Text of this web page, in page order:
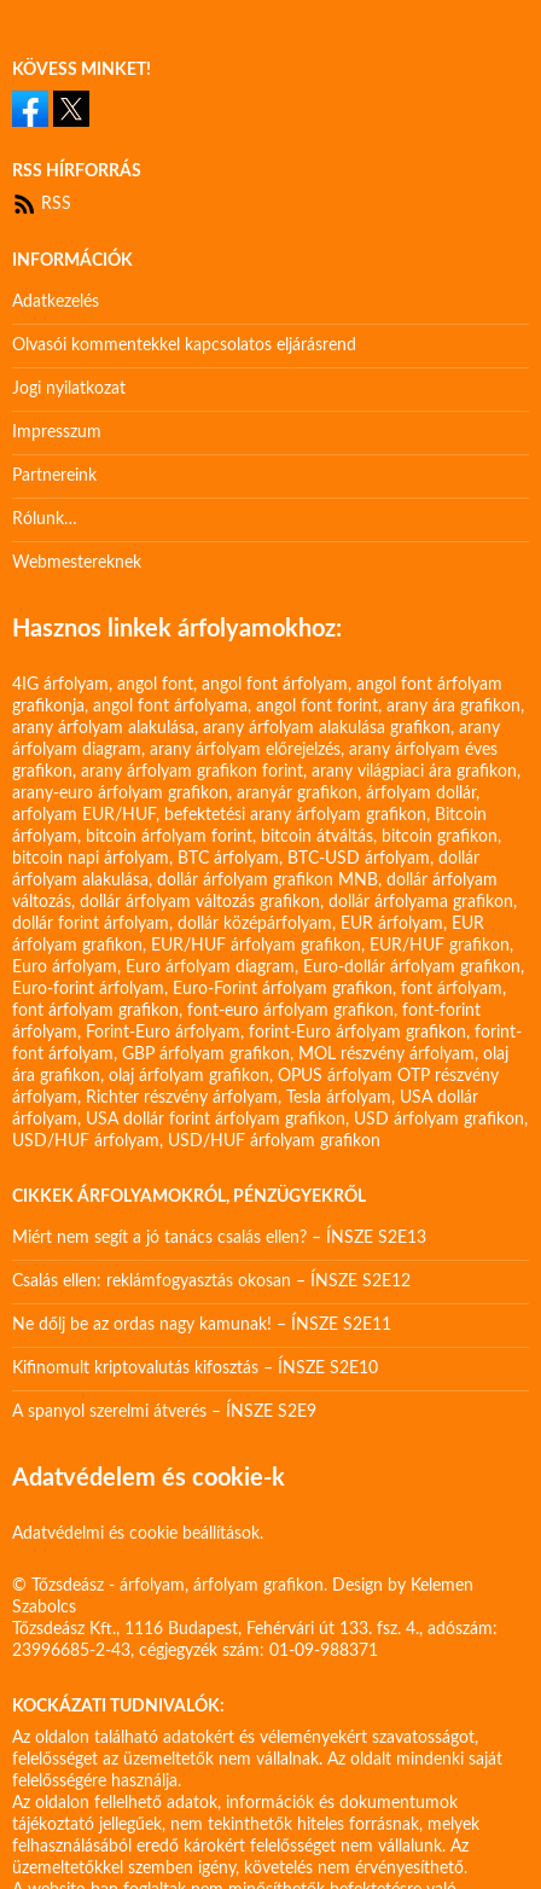
KÖVESS MINKET!
RSS HÍRFORRÁS
RSS
INFORMÁCIÓK
Adatkezelés
Olvasói kommentekkel kapcsolatos eljárásrend
Jogi nyilatkozat
Impresszum
Partnereink
Rólunk…
Webmestereknek
Hasznos linkek árfolyamokhoz:
4IG árfolyam, angol font, angol font árfolyam, angol font árfolyam
grafikonja, angol font árfolyama, angol font forint, arany ára grafikon,
arany árfolyam alakulása, arany árfolyam alakulása grafikon, arany
árfolyam diagram, arany árfolyam előrejelzés, arany árfolyam éves
grafikon, arany árfolyam grafikon forint, arany világpiaci ára grafikon,
arany-euro árfolyam grafikon, aranyár grafikon, árfolyam dollár,
arfolyam EUR/HUF, befektetési arany árfolyam grafikon, Bitcoin
árfolyam, bitcoin árfolyam forint, bitcoin átváltás, bitcoin grafikon,
bitcoin napi árfolyam, BTC árfolyam, BTC-USD árfolyam, dollár
árfolyam alakulása, dollár árfolyam grafikon MNB, dollár árfolyam
változás, dollár árfolyam változás grafikon, dollár árfolyama grafikon,
dollár forint árfolyam, dollár középárfolyam, EUR árfolyam, EUR
árfolyam grafikon, EUR/HUF árfolyam grafikon, EUR/HUF grafikon,
Euro árfolyam, Euro árfolyam diagram, Euro-dollár árfolyam grafikon,
Euro-forint árfolyam, Euro-Forint árfolyam grafikon, font árfolyam,
font árfolyam grafikon, font-euro árfolyam grafikon, font-forint
árfolyam, Forint-Euro árfolyam, forint-Euro árfolyam grafikon, forint-
font árfolyam, GBP árfolyam grafikon, MOL részvény árfolyam, olaj
ára grafikon, olaj árfolyam grafikon, OPUS árfolyam OTP részvény
árfolyam, Richter részvény árfolyam, Tesla árfolyam, USA dollár
árfolyam, USA dollár forint árfolyam grafikon, USD árfolyam grafikon,
USD/HUF árfolyam, USD/HUF árfolyam grafikon
CIKKEK ÁRFOLYAMOKRÓL, PÉNZÜGYEKRŐL
Miért nem segít a jó tanács csalás ellen? – ÍNSZE S2E13
Csalás ellen: reklámfogyasztás okosan – ÍNSZE S2E12
Ne dőlj be az ordas nagy kamunak! – ÍNSZE S2E11
Kifinomult kriptovalutás kifosztás – ÍNSZE S2E10
A spanyol szerelmi átverés – ÍNSZE S2E9
Adatvédelem és cookie-k
Adatvédelmi és cookie beállítások.
© Tőzsdeász - árfolyam, árfolyam grafikon. Design by Kelemen
Szabolcs
Tőzsdeász Kft., 1116 Budapest, Fehérvári út 133. fsz. 4., adószám:
23996685-2-43, cégjegyzék szám: 01-09-988371
KOCKÁZATI TUDNIVALÓK:
Az oldalon található adatokért és véleményekért szavatosságot,
felelősséget az üzemeltetők nem vállalnak. Az oldalt mindenki saját
felelősségére használja.
Az oldalon fellelhető adatok, információk és dokumentumok
tájékoztató jellegűek, nem tekinthetők hiteles forrásnak, melyek
felhasználásából eredő károkért felelősséget nem vállalunk. Az
üzemeltetőkkel szemben igény, követelés nem érvényesíthető.